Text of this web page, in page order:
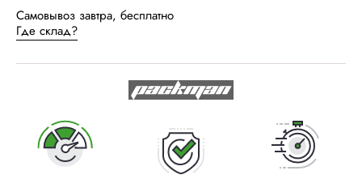
Самовывоз завтра, бесплатно
Где склад?